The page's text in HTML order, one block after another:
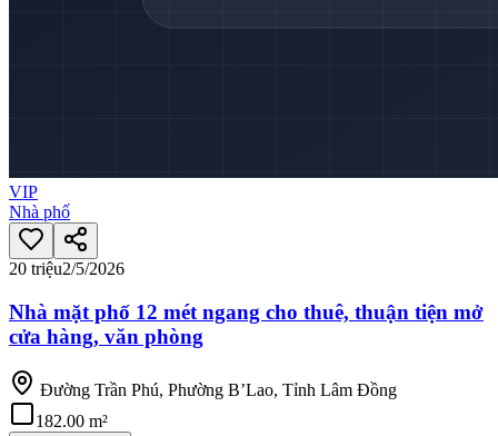
VIP
Nhà phố
20 triệu2/5/2026
Nhà mặt phố 12 mét ngang cho thuê, thuận tiện mở
cửa hàng, văn phòng
Đường Trần Phú, Phường B’Lao, Tỉnh Lâm Đồng
182.00 m²